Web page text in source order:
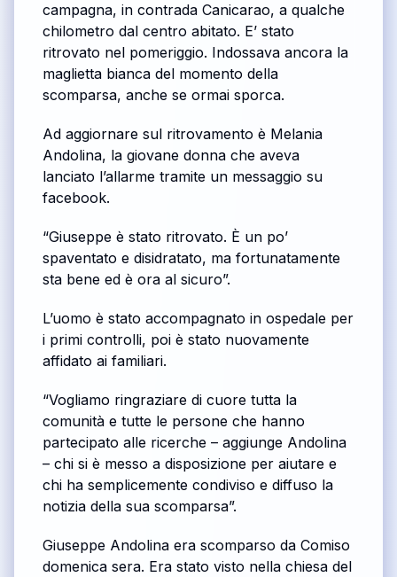
campagna, in contrada Canicarao, a qualche
chilometro dal centro abitato. E’ stato
ritrovato nel pomeriggio. Indossava ancora la
maglietta bianca del momento della
scomparsa, anche se ormai sporca.
Ad aggiornare sul ritrovamento è Melania
Andolina, la giovane donna che aveva
lanciato l’allarme tramite un messaggio su
facebook.
“Giuseppe è stato ritrovato. È un po’
spaventato e disidratato, ma fortunatamente
sta bene ed è ora al sicuro”.
L’uomo è stato accompagnato in ospedale per
i primi controlli, poi è stato nuovamente
affidato ai familiari.
“Vogliamo ringraziare di cuore tutta la
comunità e tutte le persone che hanno
partecipato alle ricerche – aggiunge Andolina
– chi si è messo a disposizione per aiutare e
chi ha semplicemente condiviso e diffuso la
notizia della sua scomparsa”.
Giuseppe Andolina era scomparso da Comiso
domenica sera. Era stato visto nella chiesa del